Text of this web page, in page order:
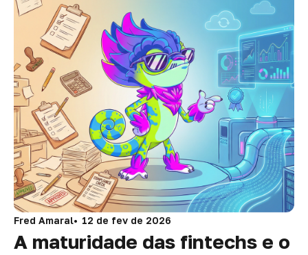
Fred Amaral 12 de fev de 2026
A maturidade das fintechs e o